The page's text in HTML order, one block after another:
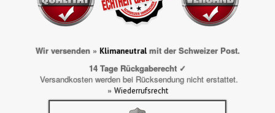
Wir versenden » Klimaneutralmit der Schweizer Post.
14 Tage Rückgaberecht ✓
Versandkosten werden bei Rücksendung nicht erstattet.
» Wiederrufsrecht